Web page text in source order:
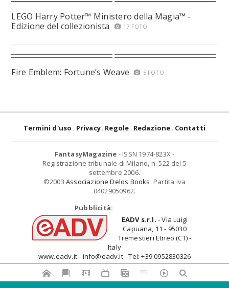
LEGO Harry Potter™ Ministero della Magia™ -
Edizione del collezionista
17 FOTO
Fire Emblem: Fortune’s Weave 5 FOTO
Termini d'uso Privacy Regole Redazione Contatti
FantasyMagazine - ISSN 1974-823X -
Registrazione tribunale di Milano, n. 522 del 5
settembre 2006.
©2003 Associazione Delos Books. Partita Iva
04029050962.
Pubblicità:
EADV s.r.l. - Via Luigi
Capuana, 11 - 95030
Tremestieri Etneo (CT) -
Italy
www.eadv.it - info@eadv.it - Tel: +39.0952830326